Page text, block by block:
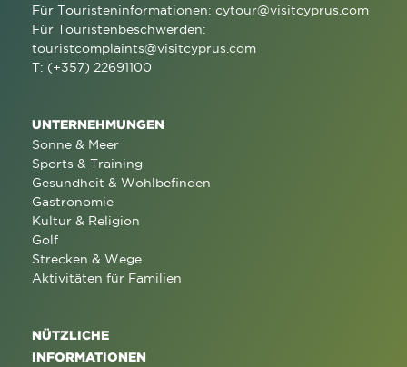
Für Touristeninformationen: cytour@visitcyprus.com
Für Touristenbeschwerden:
touristcomplaints@visitcyprus.com
T: (+357) 22691100
UNTERNEHMUNGEN
Sonne & Meer
Sports & Training
Gesundheit & Wohlbefinden
Gastronomie
Kultur & Religion
Golf
Strecken & Wege
Aktivitäten für Familien
NÜTZLICHE
INFORMATIONEN